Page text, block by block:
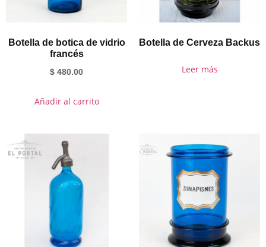
Botella de botica de vidrio
francés
$ 480.00
Añadir al carrito
Botella de Cerveza Backus
Leer más